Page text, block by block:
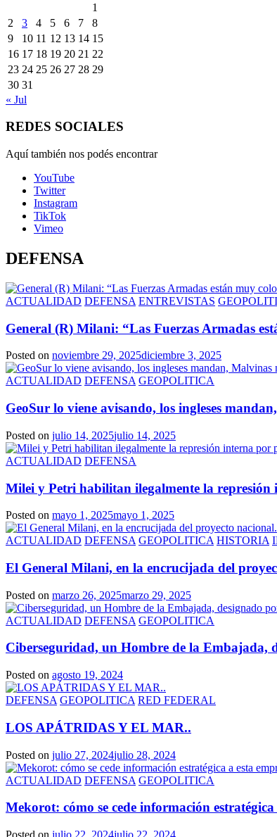
1
2
3 4 5 6 7
8
9
10 11 12 13 14 15
16 17 18 19 20 21 22
23 24 25 26 27 28 29
30 31
« Jul
REDES SOCIALES
Aquí también nos podés encontrar
YouTube
Twitter
Instagram
TikTok
Vimeo
DEFENSA
ACTUALIDAD DEFENSA ENTREVISTAS
General (R) Milani: “Las Fuerzas Armadas
Posted on noviembre 29, 2025diciembre 3, 2025
ACTUALIDAD DEFENSA GEOPOLITICA
GeoSur lo viene avisando, los ingleses
Posted on julio 14, 2025julio 14, 2025
ACTUALIDAD DEFENSA
Milei y Petri habilitan ilegalmente la represión
Posted on mayo 1, 2025mayo 1, 2025
ACTUALIDAD DEFENSA GEOPOLITICA HISTORIA
El General Milani, en la encrucijada del
Posted on marzo 26, 2025marzo 29, 2025
ACTUALIDAD DEFENSA GEOPOLITICA
Ciberseguridad, un Hombre de la Embajada,
Posted on agosto 19, 2024
DEFENSA GEOPOLITICA RED FEDERAL
LOS APÁTRIDAS Y EL MAR..
Posted on julio 27, 2024julio 28, 2024
ACTUALIDAD DEFENSA GEOPOLITICA
Mekorot: cómo se cede información estratégica
Posted on julio 22, 2024julio 22, 2024